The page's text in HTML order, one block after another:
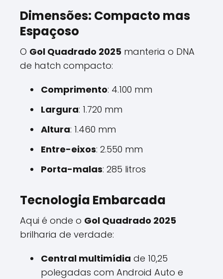
Dimensões: Compacto mas
Espaçoso
O Gol Quadrado 2025 manteria o DNA
de hatch compacto:
Comprimento: 4.100 mm
Largura: 1.720 mm
Altura: 1.460 mm
Entre-eixos: 2.550 mm
Porta-malas: 285 litros
Tecnologia Embarcada
Aqui é onde o Gol Quadrado 2025
brilharia de verdade:
Central multimídia de 10,25
polegadas com Android Auto e